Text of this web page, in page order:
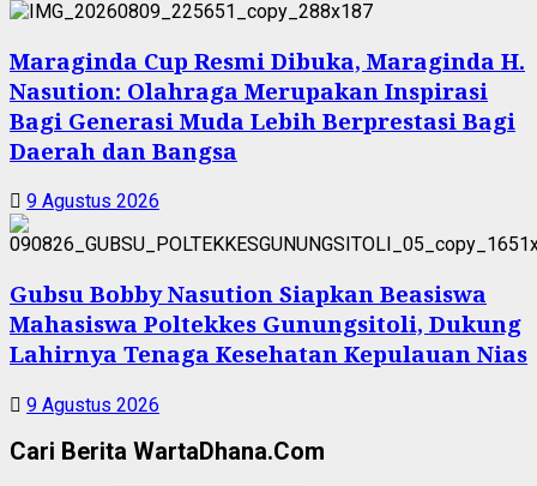
Maraginda Cup Resmi Dibuka, Maraginda H.
Nasution: Olahraga Merupakan Inspirasi
Bagi Generasi Muda Lebih Berprestasi Bagi
Daerah dan Bangsa
9 Agustus 2026
Gubsu Bobby Nasution Siapkan Beasiswa
Mahasiswa Poltekkes Gunungsitoli, Dukung
Lahirnya Tenaga Kesehatan Kepulauan Nias
9 Agustus 2026
Cari Berita WartaDhana.Com